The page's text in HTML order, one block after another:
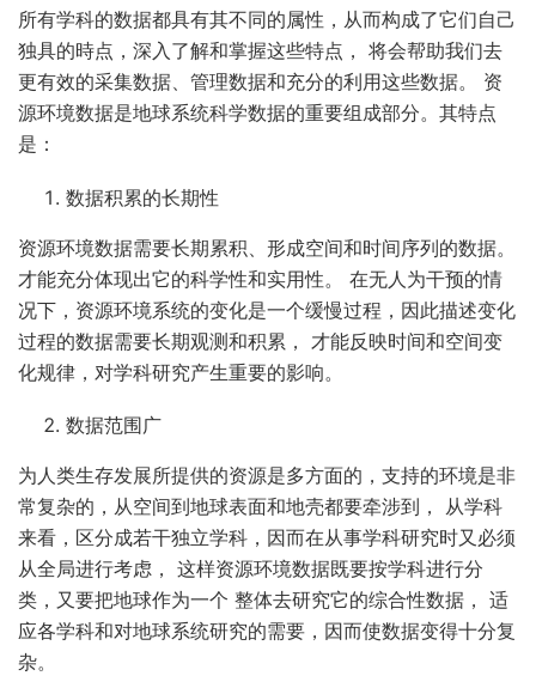
所有学科的数据都具有其不同的属性，从而构成了它们自己
独具的時点，深入了解和掌握这些特点， 将会帮助我们去
更有效的采集数据、管理数据和充分的利用这些数据。 资
源环境数据是地球系统科学数据的重要组成部分。其特点
是：
数据积累的长期性
资源环境数据需要长期累积、形成空间和时间序列的数据。
才能充分体现出它的科学性和实用性。 在无人为干预的情
况下，资源环境系统的变化是一个缓慢过程，因此描述变化
过程的数据需要长期观测和积累， 才能反映时间和空间变
化规律，对学科研究产生重要的影响。
数据范围广
为人类生存发展所提供的资源是多方面的，支持的环境是非
常复杂的，从空间到地球表面和地壳都要牵涉到， 从学科
来看，区分成若干独立学科，因而在从事学科研究时又必须
从全局进行考虑， 这样资源环境数据既要按学科进行分
类，又要把地球作为一个 整体去研究它的综合性数据， 适
应各学科和对地球系统研究的需要，因而使数据变得十分复
杂。